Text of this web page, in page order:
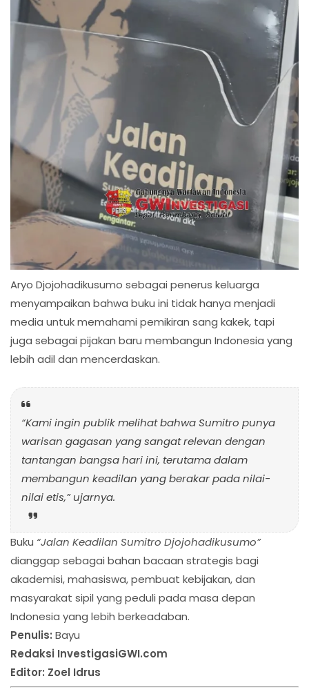
Aryo Djojohadikusumo sebagai penerus keluarga
menyampaikan bahwa buku ini tidak hanya menjadi
media untuk memahami pemikiran sang kakek, tapi
juga sebagai pijakan baru membangun Indonesia yang
lebih adil dan mencerdaskan.
“Kami ingin publik melihat bahwa Sumitro punya
warisan gagasan yang sangat relevan dengan
tantangan bangsa hari ini, terutama dalam
membangun keadilan yang berakar pada nilai-
nilai etis,”ujarnya.
Buku “Jalan Keadilan Sumitro Djojohadikusumo”
dianggap sebagai bahan bacaan strategis bagi
akademisi, mahasiswa, pembuat kebijakan, dan
masyarakat sipil yang peduli pada masa depan
Indonesia yang lebih berkeadaban.
Penulis: Bayu
Redaksi InvestigasiGWI.com
Editor: Zoel Idrus